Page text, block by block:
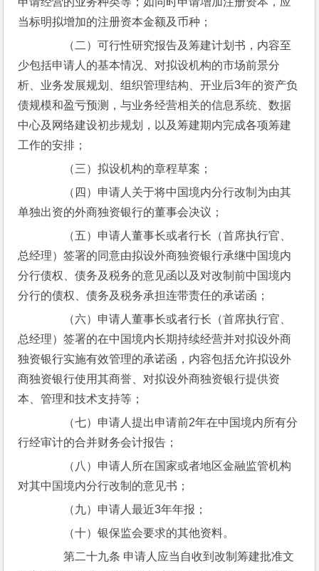
当标明拟增加的注册资本金额及币种；
（二）可行性研究报告及筹建计划书，内容至
少包括申请人的基本情况、对拟设机构的市场前景分
析、业务发展规划、组织管理结构、开业后3年的资产负
债规模和盈亏预测，与业务经营相关的信息系统、数据
中心及网络建设初步规划，以及筹建期内完成各项筹建
工作的安排；
（三）拟设机构的章程草案；
（四）申请人关于将中国境内分行改制为由其
单独出资的外商独资银行的董事会决议；
（五）申请人董事长或者行长（首席执行官、
总经理）签署的同意由拟设外商独资银行承继中国境内
分行债权、债务及税务的意见函以及对改制前中国境内
分行的债权、债务及税务承担连带责任的承诺函；
（六）申请人董事长或者行长（首席执行官、
总经理）签署的在中国境内长期持续经营并对拟设外商
独资银行实施有效管理的承诺函，内容包括允许拟设外
商独资银行使用其商誉、对拟设外商独资银行提供资
本、管理和技术支持等；
（七）申请人提出申请前2年在中国境内所有分
行经审计的合并财务会计报告；
（八）申请人所在国家或者地区金融监管机构
对其中国境内分行改制的意见书；
（九）申请人最近3年年报；
（十）银保监会要求的其他资料。
第二十九条 申请人应当自收到改制筹建批准文